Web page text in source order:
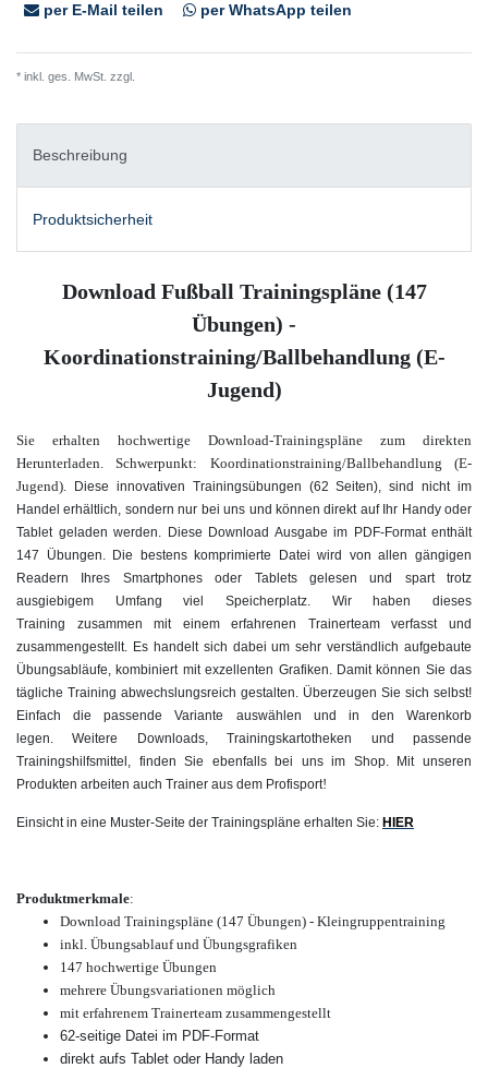
per E-Mail teilen per WhatsApp teilen
* inkl. ges. MwSt. zzgl.
Beschreibung
Produktsicherheit
Download Fußball Trainingspläne (147
Übungen) -
Koordinationstraining/Ballbehandlung (E-
Jugend)
Sie erhalten hochwertige Download-Trainingspläne zum direkten
Herunterladen. Schwerpunkt: Koordinationstraining/Ballbehandlung (E-
Jugend).
Diese innovativen Trainingsübungen (62 Seiten), sind nicht im
Handel erhältlich, sondern nur bei uns und können direkt auf Ihr Handy oder
Tablet geladen werden. Diese Download Ausgabe im PDF-Format enthält
147 Übungen. Die bestens komprimierte Datei wird von allen gängigen
Readern Ihres Smartphones oder Tablets gelesen und spart trotz
ausgiebigem Umfang viel Speicherplatz. Wir haben dieses
Training zusammen mit einem erfahrenen Trainerteam verfasst und
zusammengestellt. Es handelt sich dabei um sehr verständlich aufgebaute
Übungsabläufe, kombiniert mit exzellenten Grafiken. Damit können Sie das
tägliche Training abwechslungsreich gestalten. Überzeugen Sie sich selbst!
Einfach die passende Variante auswählen und in den Warenkorb
legen. Weitere Downloads, Trainingskartotheken und passende
Trainingshilfsmittel, finden Sie ebenfalls bei uns im Shop. Mit unseren
Produkten arbeiten auch Trainer aus dem Profisport!
Einsicht in eine Muster-Seite der Trainingspläne erhalten Sie: HIER
Produktmerkmale:
Download Trainingspläne (147 Übungen) - Kleingruppentraining
inkl. Übungsablauf und Übungsgrafiken
147 hochwertige Übungen
mehrere Übungsvariationen möglich
mit erfahrenem Trainerteam zusammengestellt
62-seitige Datei im PDF-Format
direkt aufs Tablet oder Handy laden